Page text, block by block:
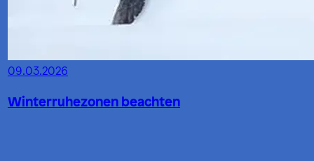
09.03.2026
Winterruhezonen beachten